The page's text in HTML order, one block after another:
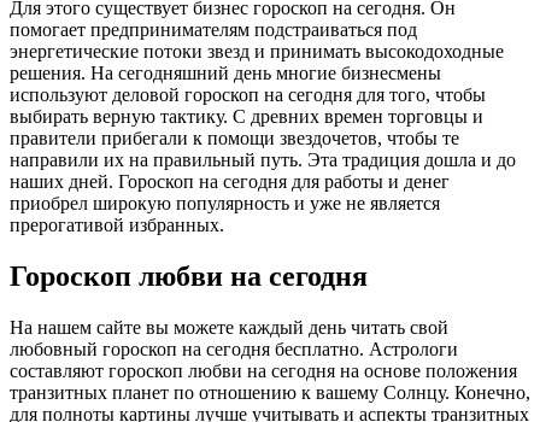
Для этого существует бизнес гороскоп на сегодня. Он
помогает предпринимателям подстраиваться под
энергетические потоки звезд и принимать высокодоходные
решения. На сегодняшний день многие бизнесмены
используют деловой гороскоп на сегодня для того, чтобы
выбирать верную тактику. С древних времен торговцы и
правители прибегали к помощи звездочетов, чтобы те
направили их на правильный путь. Эта традиция дошла и до
наших дней. Гороскоп на сегодня для работы и денег
приобрел широкую популярность и уже не является
прерогативой избранных.
Гороскоп любви на сегодня
На нашем сайте вы можете каждый день читать свой
любовный гороскоп на сегодня бесплатно. Астрологи
составляют гороскоп любви на сегодня на основе положения
транзитных планет по отношению к вашему Солнцу. Конечно,
для полноты картины лучше учитывать и аспекты транзитных